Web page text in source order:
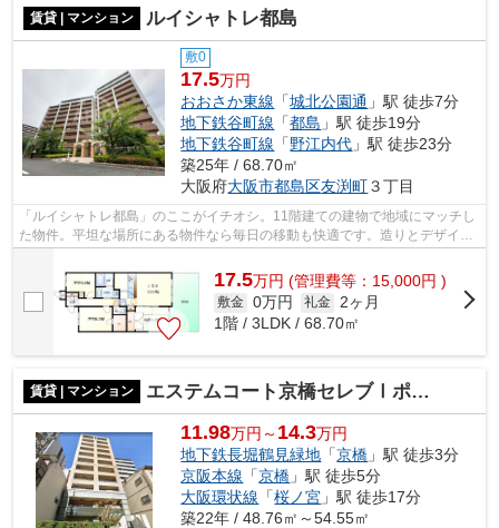
賃貸 | マンション ルイシャトレ都島
敷0
17.5万円
おおさか東線 「城北公園通 」駅 徒歩7分
地下鉄谷町線 「都島 」駅 徒歩19分
地下鉄谷町線 「野江内代 」駅 徒歩23分
築25年 / 68.70㎡
大阪府大阪市都島区友渕町３丁目
「ルイシャトレ都島」のここがイチオシ。11階建ての建物で地域にマッチし
た物件。平坦な場所にある物件なら毎日の移動も快適です。造りとデザイン
に関して、自信をもって情報を提供で...
17.5万円 (管理費等：15,000円 )
敷金 0万円 礼金 2ヶ月
1階 / 3LDK / 68.70㎡
賃貸 | マンション エステムコート京橋セレブⅠポーラスター 桜宮小学校区
11.98万円～ 14.3万円
地下鉄長堀鶴見緑地 「京橋 」駅 徒歩3分
京阪本線 「京橋 」駅 徒歩5分
大阪環状線 「桜ノ宮 」駅 徒歩17分
築22年 / 48.76㎡～54.55㎡